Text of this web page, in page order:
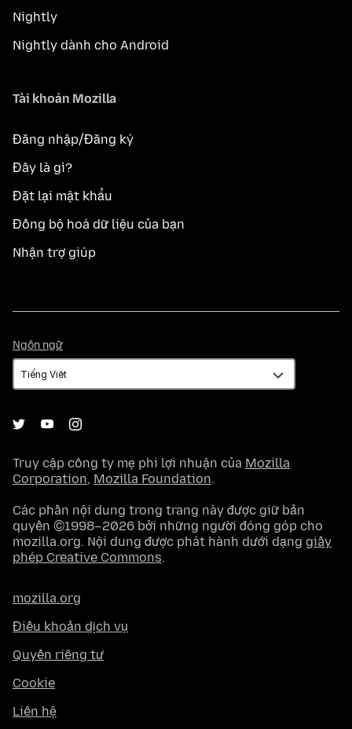
Nightly
Nightly dành cho Android
Tài khoản Mozilla
Đăng nhập/Đăng ký
Đây là gì?
Đặt lại mật khẩu
Đồng bộ hoá dữ liệu của bạn
Nhận trợ giúp
Ngôn ngữ
ngữ
Truy cập công ty mẹ phi lợi nhuận của Mozilla
Corporation, Mozilla Foundation.
Các phần nội dung trong trang này được giữ bản
quyền ©1998–2026 bởi những người đóng góp cho
mozilla.org. Nội dung được phát hành dưới dạng giấy
phép Creative Commons.
mozilla.org
Điều khoản dịch vụ
Quyền riêng tư
Cookie
Liên hệ